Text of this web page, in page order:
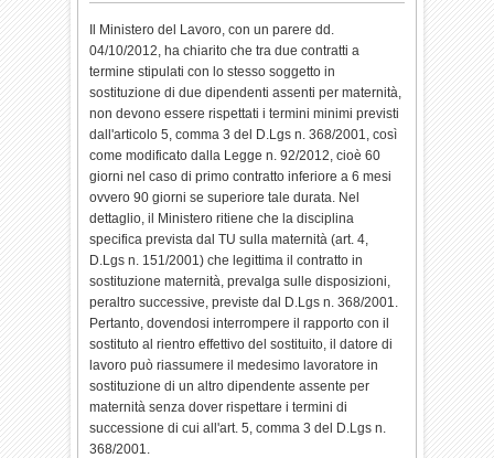
Il Ministero del Lavoro, con un parere dd.
04/10/2012, ha chiarito che tra due contratti a
termine stipulati con lo stesso soggetto in
sostituzione di due dipendenti assenti per maternità,
non devono essere rispettati i termini minimi previsti
dall'articolo 5, comma 3 del D.Lgs n. 368/2001, così
come modificato dalla Legge n. 92/2012, cioè 60
giorni nel caso di primo contratto inferiore a 6 mesi
ovvero 90 giorni se superiore tale durata. Nel
dettaglio, il Ministero ritiene che la disciplina
specifica prevista dal TU sulla maternità (art. 4,
D.Lgs n. 151/2001) che legittima il contratto in
sostituzione maternità, prevalga sulle disposizioni,
peraltro successive, previste dal D.Lgs n. 368/2001.
Pertanto, dovendosi interrompere il rapporto con il
sostituto al rientro effettivo del sostituito, il datore di
lavoro può riassumere il medesimo lavoratore in
sostituzione di un altro dipendente assente per
maternità senza dover rispettare i termini di
successione di cui all'art. 5, comma 3 del D.Lgs n.
368/2001.